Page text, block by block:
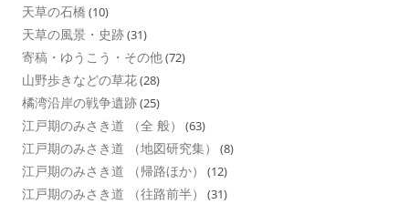
天草の石橋 (10)
天草の風景・史跡(31)
寄稿・ゆうこう・その他(72)
山野歩きなどの草花(28)
橘湾沿岸の戦争遺跡(25)
江戸期のみさき道 （全 般） (63)
江戸期のみさき道 （地図研究集） (8)
江戸期のみさき道 （帰路ほか） (12)
江戸期のみさき道 （往路前半） (31)